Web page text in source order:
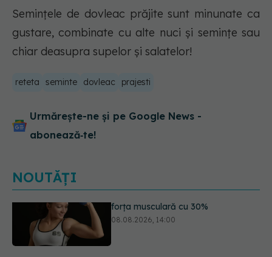
Semințele de dovleac prăjite sunt minunate ca
gustare, combinate cu alte nuci și semințe sau
chiar deasupra supelor și salatelor!
reteta seminte dovleac prajesti
Urmărește-ne și pe Google News -
abonează‑te!
NOUTĂȚI
5 mituri despre menstruație pe care